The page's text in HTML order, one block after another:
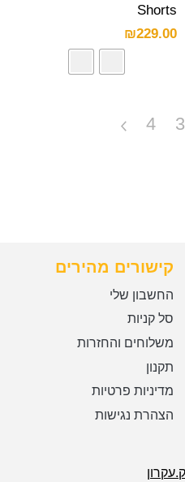
Shorts
₪229.00
3
4
קישורים מהירים
החשבון שלי
סל קניות
משלוחים והחזרות
תקנון
מדיניות פרטיות
הצהרת נגישות